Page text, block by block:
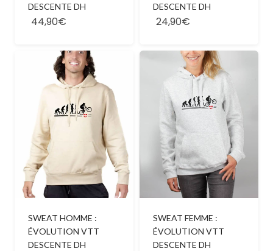
DESCENTE DH
44,90€
DESCENTE DH
24,90€
SWEAT HOMME :
ÉVOLUTION VTT
DESCENTE DH
SWEAT FEMME :
ÉVOLUTION VTT
DESCENTE DH